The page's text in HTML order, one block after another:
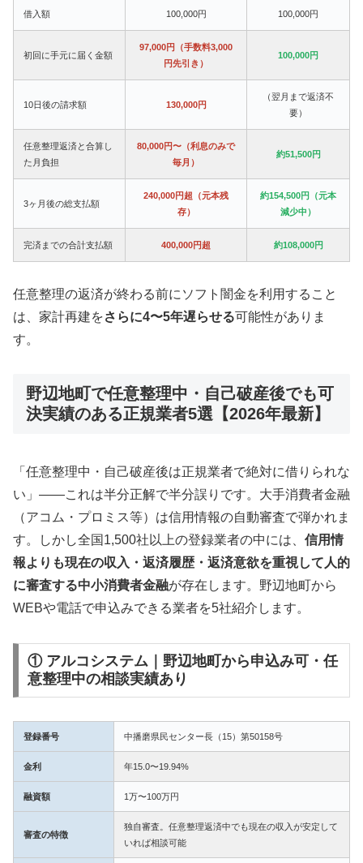
借入額 100,000円 100,000円
初回に手元に届く金額
97,000円（手数料3,000
円先引き）
100,000円
10日後の請求額 130,000円
（翌月まで返済不
要）
任意整理返済と合算し
た月負担
80,000円〜（利息のみで
毎月）
約51,500円
3ヶ月後の総支払額
240,000円超（元本残
存）
約154,500円（元本
減少中）
完済までの合計支払額 400,000円超 約108,000円
任意整理の返済が終わる前にソフト闇金を利用すること
は、家計再建をさらに4〜5年遅らせる可能性がありま
す。
野辺地町で任意整理中・自己破産後でも可
決実績のある正規業者5選【2026年最新】
「任意整理中・自己破産後は正規業者で絶対に借りられな
い」——これは半分正解で半分誤りです。大手消費者金融
（アコム・プロミス等）は信用情報の自動審査で弾かれま
す。しかし全国1,500社以上の登録業者の中には、 信用情
報よりも現在の収入・返済履歴・返済意欲を重視して人的
に審査する中小消費者金融が存在します。野辺地町から
WEBや電話で申込みできる業者を5社紹介します。
① アルコシステム｜野辺地町から申込み可・任
意整理中の相談実績あり
登録番号 中播磨県民センター長（15）第50158号
金利 年15.0〜19.94%
融資額 1万〜100万円
審査の特徴
独自審査。任意整理返済中でも現在の収入が安定して
いれば相談可能